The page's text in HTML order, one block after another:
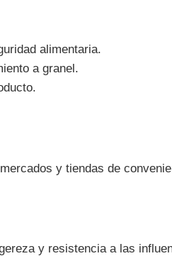
alimentaria.
a granel.
y tiendas de
y resistencia a las